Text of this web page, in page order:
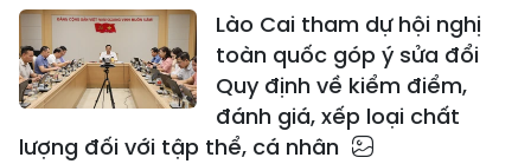
Lào Cai tham dự hội nghị
toàn quốc góp ý sửa đổi
Quy định về kiểm điểm,
đánh giá, xếp loại chất
lượng đối với tập thể, cá nhân